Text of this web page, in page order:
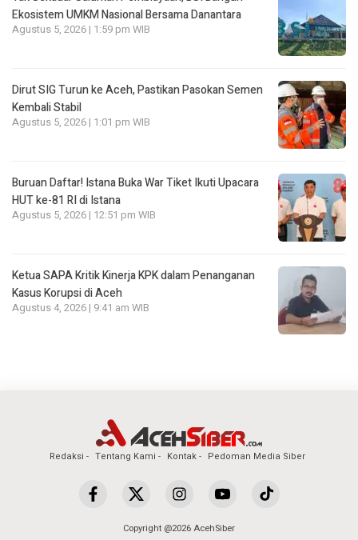
Ekosistem UMKM Nasional Bersama Danantara
Agustus 5, 2026 | 1:59 pm WIB
Dirut SIG Turun ke Aceh, Pastikan Pasokan Semen
Kembali Stabil
Agustus 5, 2026 | 1:01 pm WIB
Buruan Daftar! Istana Buka War Tiket Ikuti Upacara
HUT ke-81 RI di Istana
Agustus 5, 2026 | 12:51 pm WIB
Ketua SAPA Kritik Kinerja KPK dalam Penanganan
Kasus Korupsi di Aceh
Agustus 4, 2026 | 9:41 am WIB
Redaksi Tentang Kami Kontak Pedoman Media Siber
Copyright @2026 AcehSiber